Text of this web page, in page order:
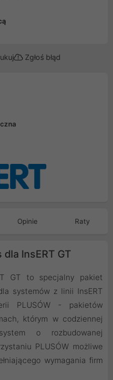
Zgłoś błąd
Opinie Raty
InsERT GT
GT to specjalny pakiet
systemów z linii InsERT
PLUSÓW - pakietów
którym w codziennej
o rozbudowanej
PLUSÓW możliwe
wymagania firm